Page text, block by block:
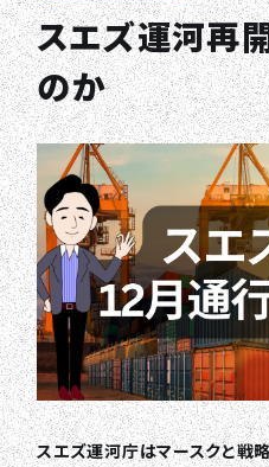
スエズ運河再
のか
スエズ運河庁はマースクと戦